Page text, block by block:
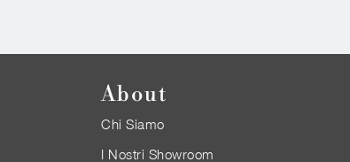
About
Chi Siamo
I Nostri Showroom